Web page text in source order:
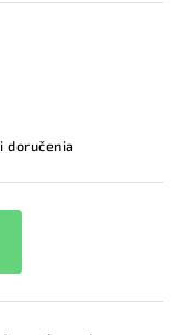
doručenia